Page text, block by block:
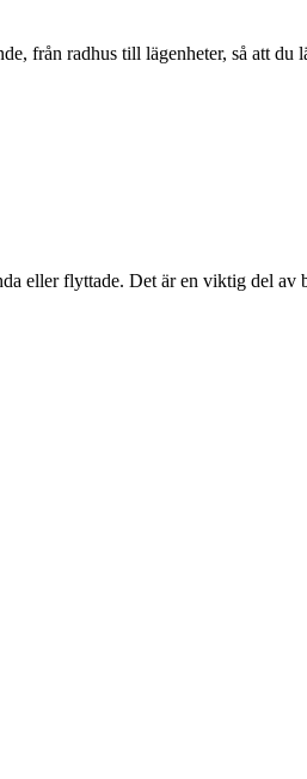
från radhus till lägenheter, så att
eller flyttade. Det är en viktig del